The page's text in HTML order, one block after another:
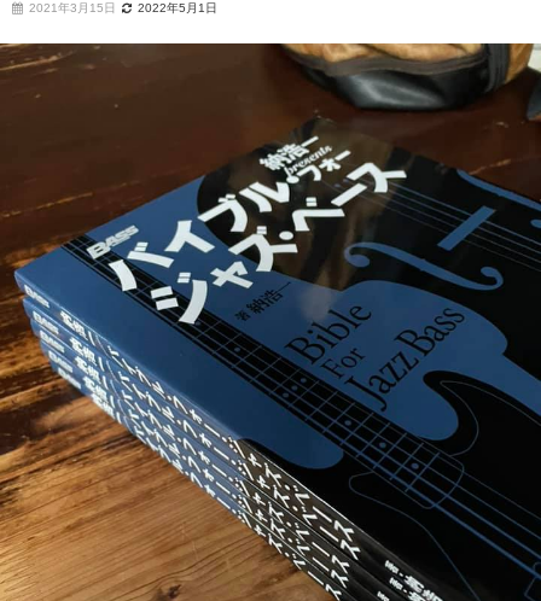
2021年3月15日 2022年5月1日